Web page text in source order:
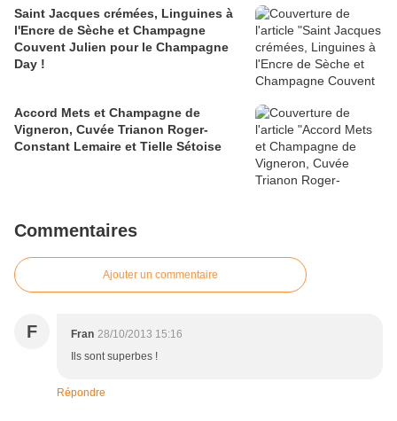
Saint Jacques crémées, Linguines à
l'Encre de Sèche et Champagne
Couvent Julien pour le Champagne
Day !
Accord Mets et Champagne de
Vigneron, Cuvée Trianon Roger-
Constant Lemaire et Tielle Sétoise
Commentaires
Ajouter un commentaire
F Fran 28/10/2013 15:16
Ils sont superbes !
Répondre